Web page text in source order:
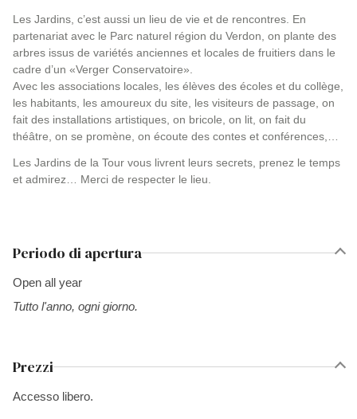
Les Jardins, c’est aussi un lieu de vie et de rencontres. En
partenariat avec le Parc naturel région du Verdon, on plante des
arbres issus de variétés anciennes et locales de fruitiers dans le
cadre d’un «Verger Conservatoire».
Avec les associations locales, les élèves des écoles et du collège,
les habitants, les amoureux du site, les visiteurs de passage, on
fait des installations artistiques, on bricole, on lit, on fait du
théâtre, on se promène, on écoute des contes et conférences,…
Les Jardins de la Tour vous livrent leurs secrets, prenez le temps
et admirez… Merci de respecter le lieu.
Periodo di apertura
Open all year
Tutto l'anno, ogni giorno.
Prezzi
Accesso libero.